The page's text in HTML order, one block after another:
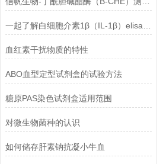
血红素干扰物质的特性
ABO血型定型试剂盒的试验方法
糖原PAS染色试剂盒适用范围
对微生物菌种的认识
如何储存肝素钠抗凝小牛血